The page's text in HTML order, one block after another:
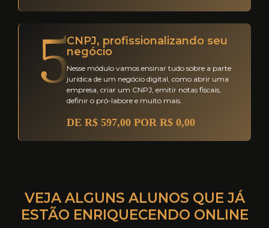
CNPJ, profissionalizando seu
negócio
Nesse módulo vamos ensinar tudo sobre a parte
jurídica de um negócio digital, como abrir uma
empresa, criar um CNPJ, emitir notas fiscais,
definir o pró-labore e muito mais.
DE R$ 597,00 POR R$ 0,00
VEJA ALGUNS ALUNOS QUE JÁ
ESTÃO ENRIQUECENDO ONLINE